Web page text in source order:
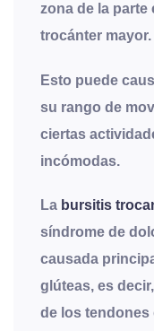
zona de la parte
trocánter mayor.
Esto puede
su rango de
ciertas
incómodas.
La bursitis
síndrome de
causada
glúteas, es
de los tendones